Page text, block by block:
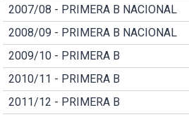
2007/08 - PRIMERA B NACIONAL
2008/09 - PRIMERA B NACIONAL
2009/10 - PRIMERA B
2010/11 - PRIMERA B
2011/12 - PRIMERA B